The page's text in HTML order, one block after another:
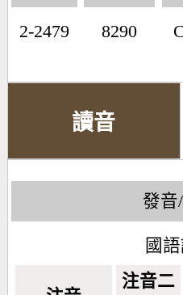
2-2479 8290
讀音
發音
國
注音二